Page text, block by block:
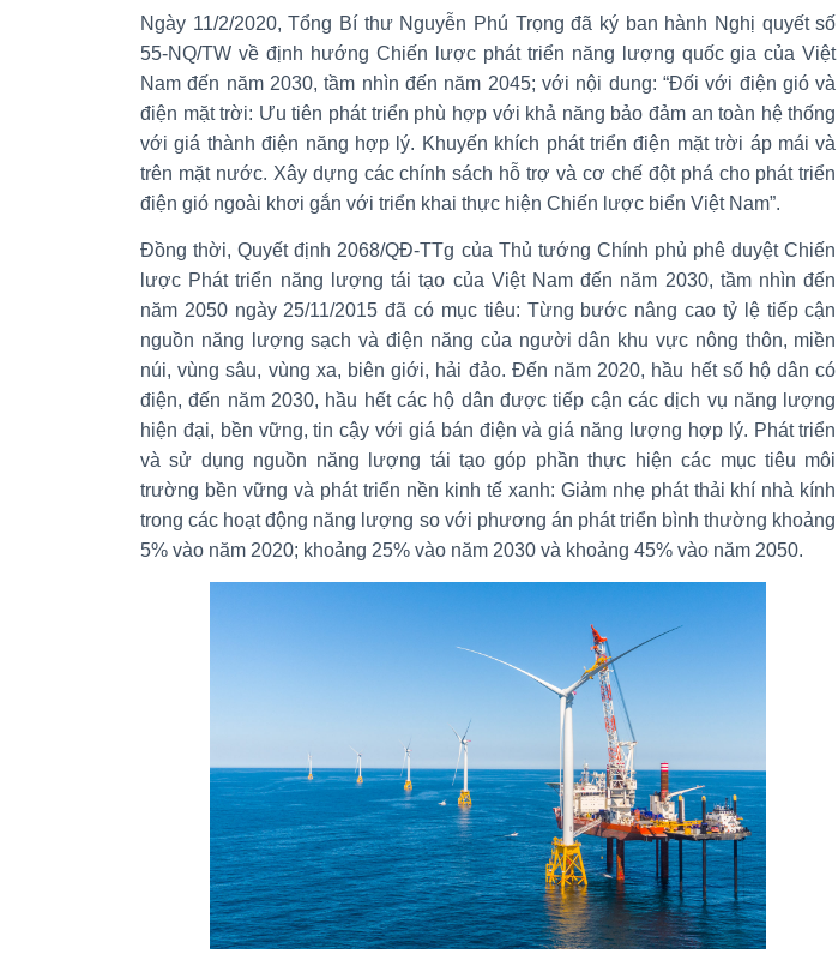
Ngày 11/2/2020, Tổng Bí thư Nguyễn Phú Trọng đã ký ban hành Nghị quyết số
55-NQ/TW về định hướng Chiến lược phát triển năng lượng quốc gia của Việt
Nam đến năm 2030, tầm nhìn đến năm 2045; với nội dung: “Đối với điện gió và
điện mặt trời: Ưu tiên phát triển phù hợp với khả năng bảo đảm an toàn hệ thống
với giá thành điện năng hợp lý. Khuyến khích phát triển điện mặt trời áp mái và
trên mặt nước. Xây dựng các chính sách hỗ trợ và cơ chế đột phá cho phát triển
điện gió ngoài khơi gắn với triển khai thực hiện Chiến lược biển Việt Nam”.
Đồng thời, Quyết định 2068/QĐ-TTg của Thủ tướng Chính phủ phê duyệt Chiến
lược Phát triển năng lượng tái tạo của Việt Nam đến năm 2030, tầm nhìn đến
năm 2050 ngày 25/11/2015 đã có mục tiêu: Từng bước nâng cao tỷ lệ tiếp cận
nguồn năng lượng sạch và điện năng của người dân khu vực nông thôn, miền
núi, vùng sâu, vùng xa, biên giới, hải đảo. Đến năm 2020, hầu hết số hộ dân có
điện, đến năm 2030, hầu hết các hộ dân được tiếp cận các dịch vụ năng lượng
hiện đại, bền vững, tin cậy với giá bán điện và giá năng lượng hợp lý. Phát triển
và sử dụng nguồn năng lượng tái tạo góp phần thực hiện các mục tiêu môi
trường bền vững và phát triển nền kinh tế xanh: Giảm nhẹ phát thải khí nhà kính
trong các hoạt động năng lượng so với phương án phát triển bình thường khoảng
5% vào năm 2020; khoảng 25% vào năm 2030 và khoảng 45% vào năm 2050.